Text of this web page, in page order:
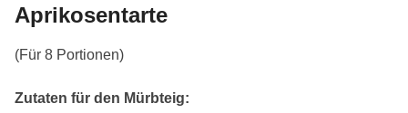
Aprikosentarte
(Für 8 Portionen)
Zutaten für den Mürbteig: